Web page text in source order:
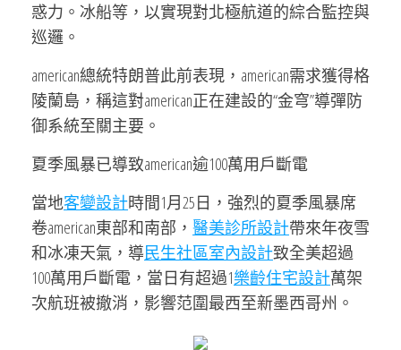
惑力。冰船等，以實現對北極航道的綜合監控與
巡邏。
american總統特朗普此前表現，american需求獲得格
陵蘭島，稱這對american正在建設的“金穹”導彈防
御系統至關主要。
夏季風暴已導致american逾100萬用戶斷電
當地客變設計時間1月25日，強烈的夏季風暴席
卷american東部和南部， 醫美診所設計帶來年夜雪
和冰凍天氣，導民生社區室內設計致全美超過
100萬用戶斷電，當日有超過1樂齡住宅設計萬架
次航班被撤消，影響范圍最西至新墨西哥州。